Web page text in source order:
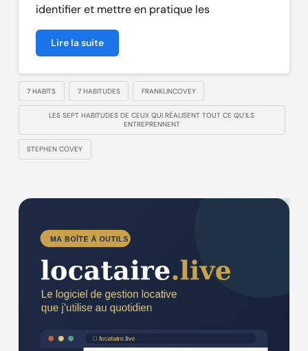
identifier et mettre en pratique les
Lire la suite
7 HABITS 7 HABITUDES FRANKLINCOVEY
LES SEPT HABITUDES DE CEUX QUI RÉALISENT TOUT CE QU'ILS
ENTREPRENNENT
STEPHEN COVEY